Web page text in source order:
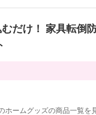
だけ！ 家具転倒
ホームグッズの商品一覧を